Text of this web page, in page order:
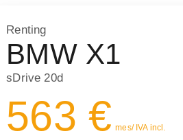
Renting
BMW X1
sDrive 20d
563 € mes/ IVA incl.